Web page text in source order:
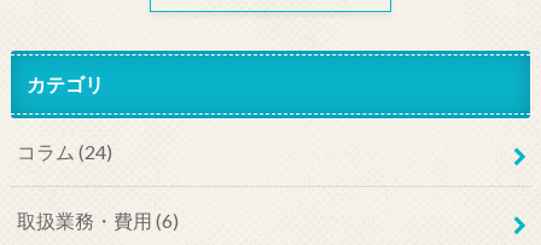
カテゴリ
コラム (24)
取扱業務・費用 (6)